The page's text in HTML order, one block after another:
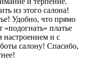
из этого салона!
Удобно, что прямо
«подогнать» платье
настроением и с
салону! Спасибо,